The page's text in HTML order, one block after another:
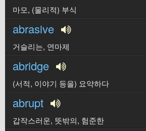
마모, (물리적) 부식
abrasive
거슬리는, 연마제
abridge
(서적, 이야기 등을) 요약하다
abrupt
갑작스러운, 뜻밖의, 험준한